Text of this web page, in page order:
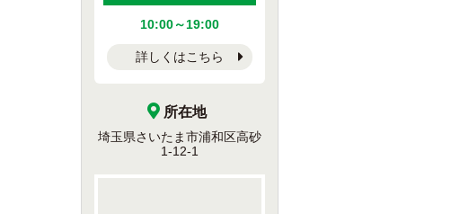
10:00～19:00
詳しくはこちら
所在地
埼玉県さいたま市浦和区高砂
1-12-1